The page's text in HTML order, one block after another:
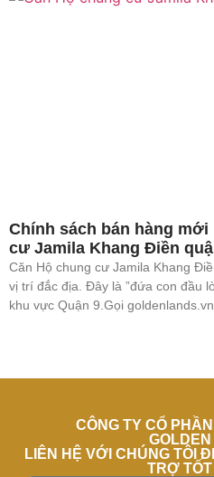
Chính sách bán hàng
cư Jamila Khang Điền
Căn Hộ chung cư Jamila Khang
vị trí đắc địa. Đây là ”đứa con đầu
khu vực Quận 9.Gọi
CÔNG TY CỔ
LIÊN HỆ VỚI CHÚNG TÔI
TRỢ